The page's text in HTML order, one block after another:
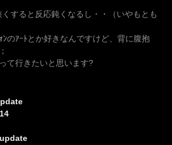
すると反応鈍くなるし・・（いやもとも
ﾝのｱｰﾄとか好きなんですけど、背に腹抱
て行きたいと思います?